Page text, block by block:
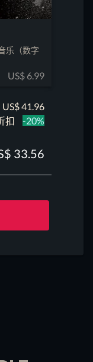
乐（数字
US$ 6.99
US$41.96
扣
-20%
33.56